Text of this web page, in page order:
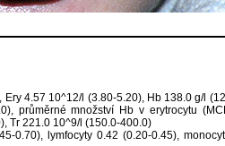
Ery 4.57 10^12/l (3.80-5.20), Hb 138.0 g/l
průměrné množství Hb v erytrocytu
Tr 221.0 10^9/l (150.0-400.0)
0.70), lymfocyty 0.42 (0.20-0.45),